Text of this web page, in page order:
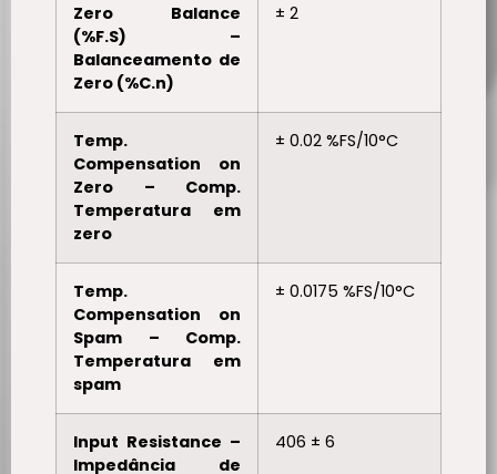
Zero Balance
(%F.S) –
Balanceamento de
Zero (%C.n)
± 2
Temp.
Compensation on
Zero – Comp.
Temperatura em
zero
± 0.02 %FS/10°C
Temp.
Compensation on
Spam – Comp.
Temperatura em
spam
± 0.0175 %FS/10°C
Input Resistance –
Impedância de
406 ± 6